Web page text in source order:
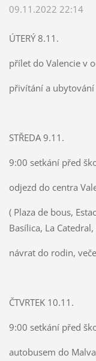
09.11.2022 22:14
ÚTERÝ 8.11.
přílet do Valencie v
přivítání a
STŘEDA 9.11.
9:00 setkání před
odjezd do centra
( Plaza de bous,
Basílica, La
návrat do rodin,
ČTVRTEK 10.11.
9:00 setkání před
autobusem do